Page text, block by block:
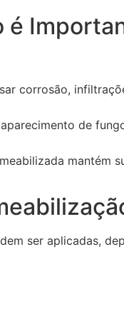
é
corrosão,
de
mantém
ser aplicadas,